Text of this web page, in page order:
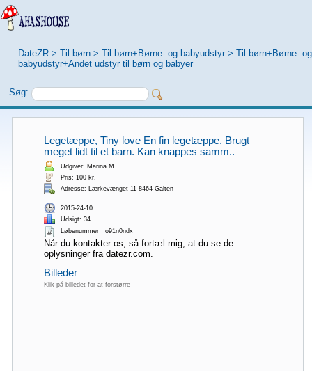
DateZR > Til børn > Til børn+Børne- og babyudstyr > Til børn+Børne- og
babyudstyr+Andet udstyr til børn og babyer
Søg:
Legetæppe, Tiny love En fin legetæppe. Brugt
meget lidt til et barn. Kan knappes samm..
Udgiver: Marina M.
Pris: 100 kr.
Adresse: Lærkevænget 11 8464 Galten
2015-24-10
Udsigt: 34
Løbenummer：o91n0ndx
Når du kontakter os, så fortæl mig, at du se de
oplysninger fra datezr.com.
Billeder
Klik på billedet for at forstørre